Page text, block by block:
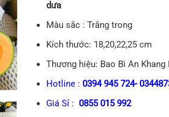
dưa
Màu sắc : Trắng trong
Kích thước: 18,20,22,25 cm
Thương hiệu: Bao Bì An Khang
Hotline : 0394 945 724-
Giá Sỉ : 0855 015 992